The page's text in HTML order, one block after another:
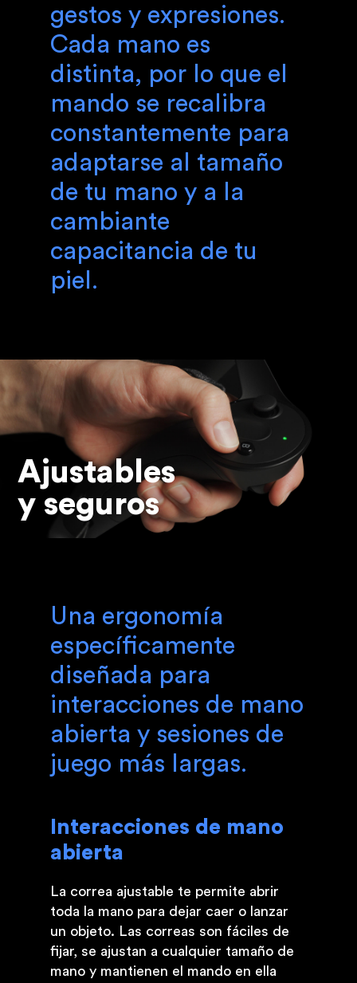
gestos y expresiones.
Cada mano es
distinta, por lo que el
mando se recalibra
constantemente para
adaptarse al tamaño
de tu mano y a la
cambiante
capacitancia de tu
piel.
Ajustables
y seguros
Una ergonomía
específicamente
diseñada para
interacciones de mano
abierta y sesiones de
juego más largas.
Interacciones de mano
abierta
La correa ajustable te permite abrir
toda la mano para dejar caer o lanzar
un objeto. Las correas son fáciles de
fijar, se ajustan a cualquier tamaño de
mano y mantienen el mando en ella